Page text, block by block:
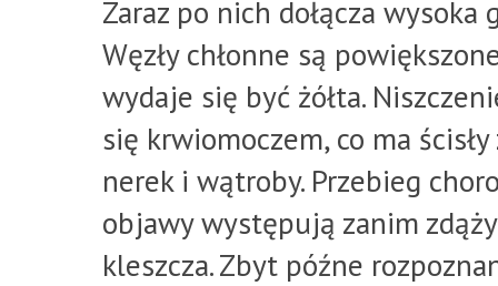
Zaraz po nich dołącza
Węzły chłonne są
wydaje się być żółta.
się krwiomoczem, co ma
nerek i wątroby. Przebieg
objawy występują zanim
kleszcza. Zbyt późne